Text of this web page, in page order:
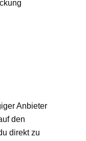
Anbieter
den
direkt zu